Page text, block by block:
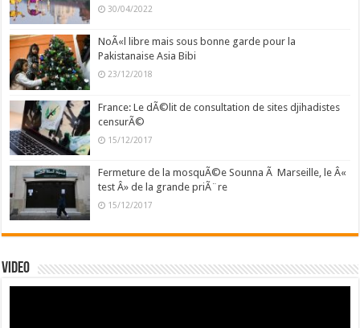
30/04/2022
NoÃ«l libre mais sous bonne garde pour la
Pakistanaise Asia Bibi
23/12/2018
France: Le dÃ©lit de consultation de sites djihadistes
censurÃ©
15/12/2017
Fermeture de la mosquÃ©e Sounna Ã Marseille, le Â«
test Â» de la grande priÃ¨re
15/12/2017
Video